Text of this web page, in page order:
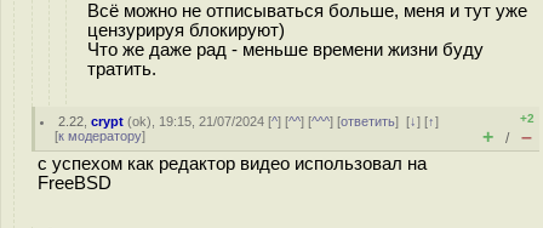
Всё можно не отписываться больше, меня и тут уже
цензурируя блокируют)
Что же даже рад - меньше времени жизни буду
тратить.
2.22 ,crypt (ok), 19:15, 21/07/2024 [^] [^^] [^^^] [ответить][↓] [↑]
[к модератору]
+2
+ / –
с успехом как редактор видео использовал на
FreeBSD